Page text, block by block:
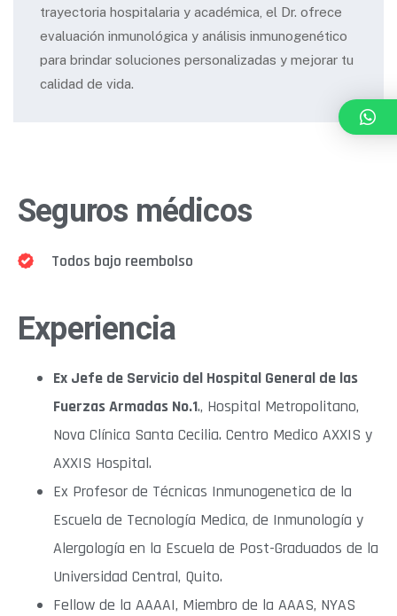
trayectoria hospitalaria y académica, el Dr. ofrece
evaluación inmunológica y análisis inmunogenético
para brindar soluciones personalizadas y mejorar tu
calidad de vida.
Seguros médicos
Todos bajo reembolso
Experiencia
Ex Jefe de Servicio del Hospital General de las
Fuerzas Armadas No.1., Hospital Metropolitano,
Nova Clínica Santa Cecilia. Centro Medico AXXIS y
AXXIS Hospital.
Ex Profesor de Técnicas Inmunogenetica de la
Escuela de Tecnología Medica, de Inmunología y
Alergología en la Escuela de Post-Graduados de la
Universidad Central, Quito.
Fellow de la AAAAI, Miembro de la AAAS, NYAS